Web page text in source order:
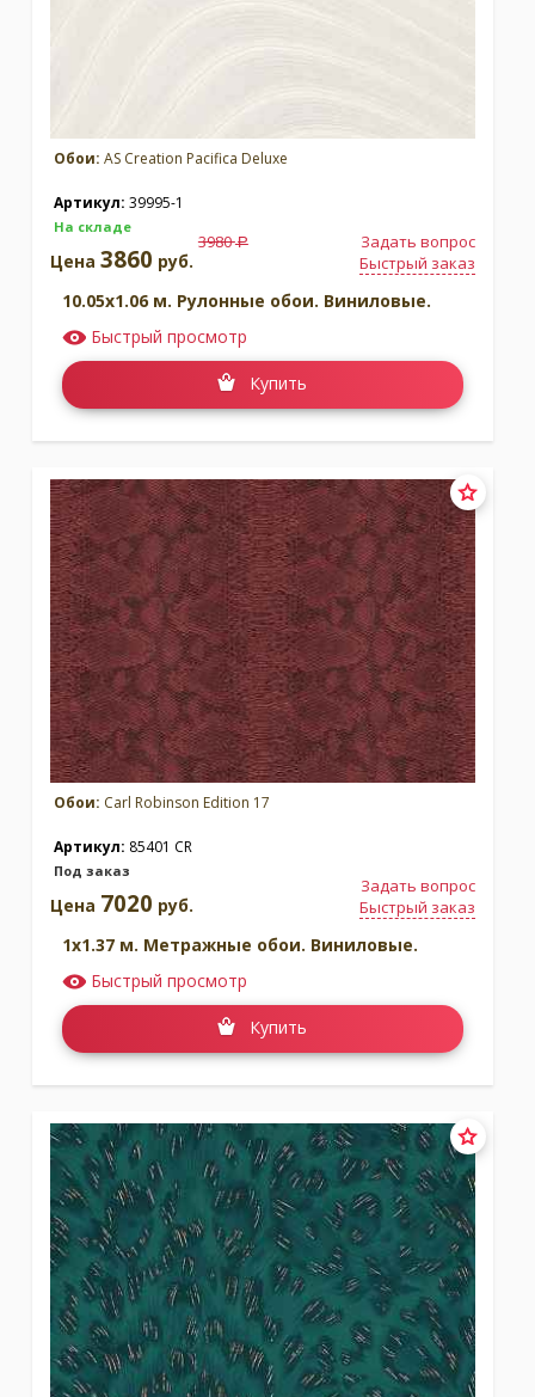
Обои: AS Creation Pacifica Deluxe
Артикул: 39995-1
На складе
Задать вопрос
Быстрый заказ
Цена 3860 руб.
3980a
10.05x1.06 м. Рулонные обои. Виниловые.
Быстрый просмотр
Купить
Обои: Carl Robinson Edition 17
Артикул: 85401 CR
Под заказ
Задать вопрос
Быстрый заказ
Цена 7020 руб.
1x1.37 м. Метражные обои. Виниловые.
Быстрый просмотр
Купить